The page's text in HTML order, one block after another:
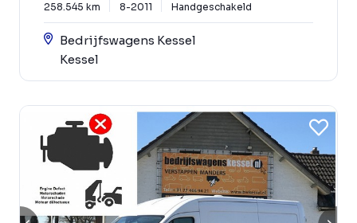
258.545 km 8-2011 Handgeschakeld
Bedrijfswagens Kessel
Kessel